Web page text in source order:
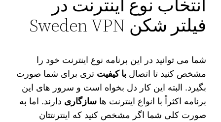
انتخاب نوع اینترنت در
فیلتر شکن Sweden VPN
شما می‌ توانید در این برنامه نوع اینترنت خود را
مشخص کنید تا اتصالبا کیفیت‌ تری برای شما صورت
بگیرد. البته این کار دل بخواه است و سرور های این
برنامه اکثراً با انواع اینترنت‌ هاسازگاری دارند. اما به
صورت کلی شما اگر مشخص کنید که اینترنتتان